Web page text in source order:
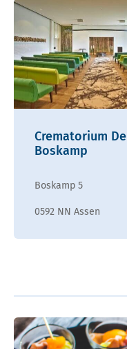
Crematorium De
Boskamp
Boskamp 5
0592 NN Assen